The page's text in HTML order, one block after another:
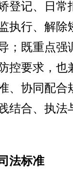
登记、日常
执行、解除
；既重点强
控要求，也
、协同配合
结合、执法
法标准